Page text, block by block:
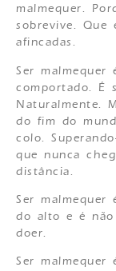
malmequer.
sobrevive.
afincadas.
Ser malmequer
comportado. É
Naturalmente.
do fim do
colo.
que nunca
distância.
Ser
do alto e é não
doer.
Ser